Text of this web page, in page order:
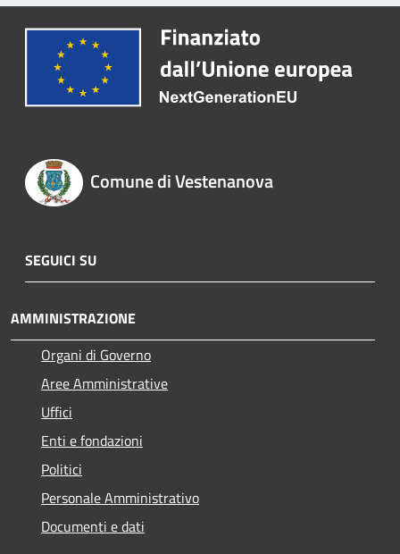
Comune di Vestenanova
SEGUICI SU
AMMINISTRAZIONE
Organi di Governo
Aree Amministrative
Uffici
Enti e fondazioni
Politici
Personale Amministrativo
Documenti e dati